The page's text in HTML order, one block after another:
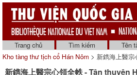
Trang chủ Tìm kiếm Tên
Kho tàng thư tịch cổ Hán Nôm > 新鐫海上醫
新鐫海上醫宗心領全帙 - Tân